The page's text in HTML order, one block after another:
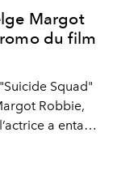
Margot
du film
Squad"
Robbie,
a entamé
promo du
elle